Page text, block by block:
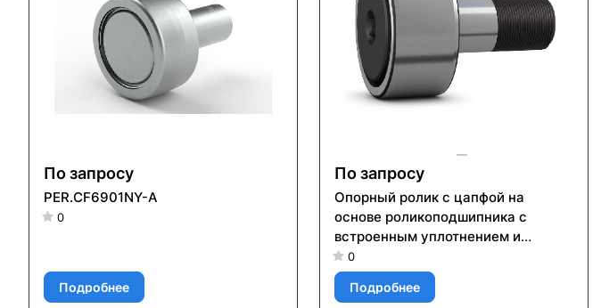
По запросу
PER.CF6901NY-A
0
Подробнее
По запросу
Опорный ролик с цапфой на
основе роликоподшипника с
встроенным уплотнением и
элементами для повторного
смазывания KR 19 PP
0
Подробнее